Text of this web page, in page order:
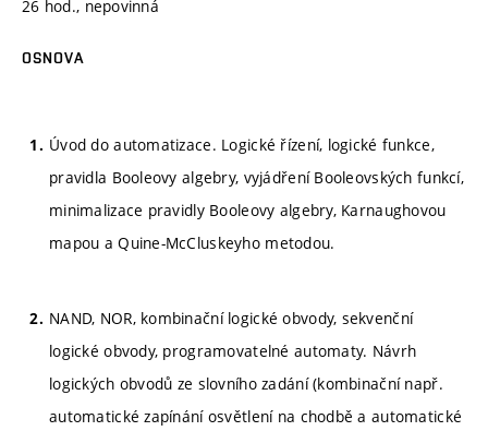
26 hod., nepovinná
OSNOVA
Úvod do automatizace. Logické řízení, logické funkce,
pravidla Booleovy algebry, vyjádření Booleovských funkcí,
minimalizace pravidly Booleovy algebry, Karnaughovou
mapou a Quine-McCluskeyho metodou.
NAND, NOR, kombinační logické obvody, sekvenční
logické obvody, programovatelné automaty. Návrh
logických obvodů ze slovního zadání (kombinační např.
automatické zapínání osvětlení na chodbě a automatické